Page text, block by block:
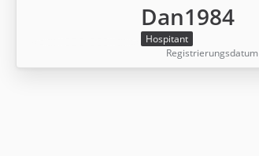
Dan1984
Hospitant
Registrierungsdatum